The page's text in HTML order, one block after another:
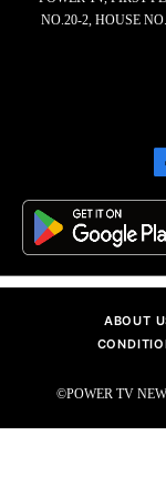
NO.20-2, HOUSE
ABOUT
©POWER TV